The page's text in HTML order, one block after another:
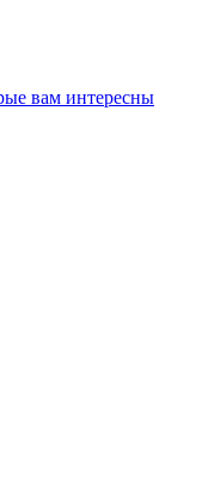
вам интересны